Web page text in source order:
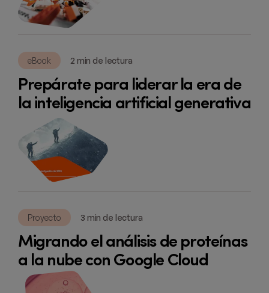
eBook 2 min de lectura
Prepárate para liderar la era de
la inteligencia artificial generativa
Proyecto 3 min de lectura
Migrando el análisis de proteínas
a la nube con Google Cloud